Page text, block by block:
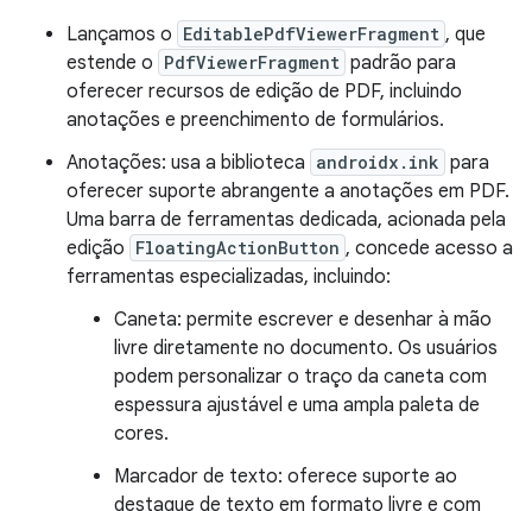
Lançamos o EditablePdfViewerFragment , que
estende o PdfViewerFragment padrão para
oferecer recursos de edição de PDF, incluindo
anotações e preenchimento de formulários.
Anotações: usa a biblioteca androidx.ink para
oferecer suporte abrangente a anotações em PDF.
Uma barra de ferramentas dedicada, acionada pela
edição FloatingActionButton , concede acesso a
ferramentas especializadas, incluindo:
Caneta: permite escrever e desenhar à mão
livre diretamente no documento. Os usuários
podem personalizar o traço da caneta com
espessura ajustável e uma ampla paleta de
cores.
Marcador de texto: oferece suporte ao
destaque de texto em formato livre e com